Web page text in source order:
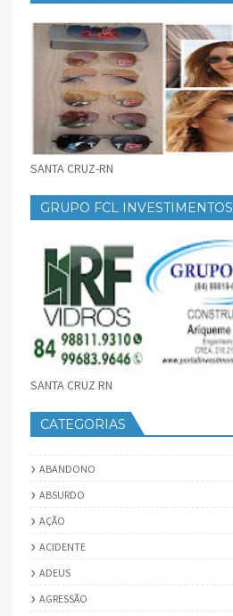
SANTA CRUZ-RN
GRUPO FCL INVESTIMENTOS
SANTA CRUZ RN
CATEGORIAS
ABANDONO
ABSURDO
AÇÃO
ACIDENTE
ADEUS
AGRESSÃO